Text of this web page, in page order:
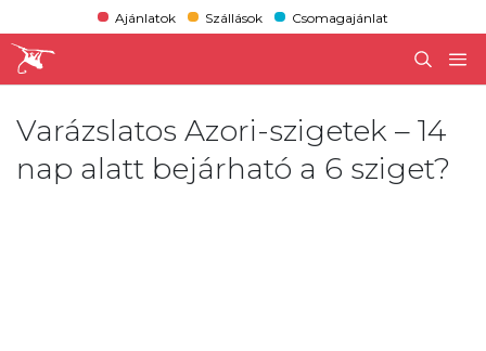
Ajánlatok Szállások Csomagajánlat
Varázslatos Azori-szigetek – 14
nap alatt bejárható a 6 sziget?